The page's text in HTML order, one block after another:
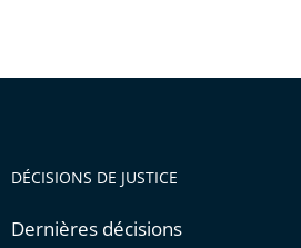
DÉCISIONS DE JUSTICE
Dernières décisions